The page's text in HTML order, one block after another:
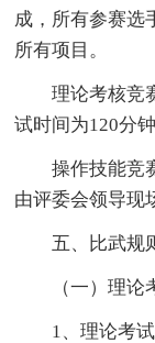
成，所有参赛选
所有项目。
理论考核竞赛
试时间为120分钟
操作技能竞赛
由评委会领导现
五、比武规
（一）理论考
1、理论考试